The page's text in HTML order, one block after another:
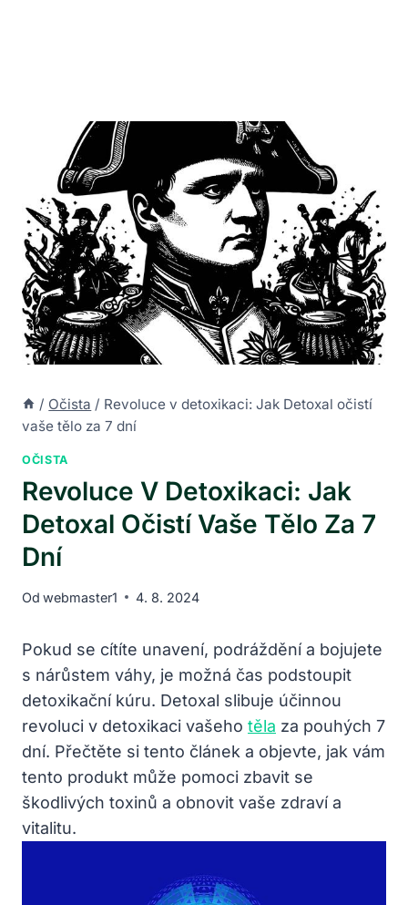
/ Očista / Revoluce v detoxikaci: Jak Detoxal očistí
vaše tělo za 7 dní
OČISTA
Revoluce V Detoxikaci: Jak
Detoxal Očistí Vaše Tělo Za 7
Dní
Od webmaster1 4. 8. 2024
Pokud se cítíte unavení, podráždění a bojujete
s nárůstem váhy, je možná čas podstoupit
detoxikační kúru. Detoxal slibuje účinnou
revoluci v detoxikaci vašeho těla za pouhých 7
dní. Přečtěte si tento článek a objevte, jak vám
tento produkt může pomoci zbavit se
škodlivých toxinů a obnovit vaše zdraví a
vitalitu.